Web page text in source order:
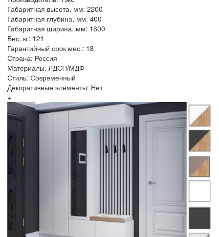
Габаритная высота, мм: 2200
Габаритная глубина, мм: 400
Габаритная ширина, мм: 1600
Вес, кг: 121
Гарантийный срок мес.: 18
Страна: Россия
Материалы: ЛДСП/МДФ
Стиль: Современный
Декоративные элементы: Нет
+